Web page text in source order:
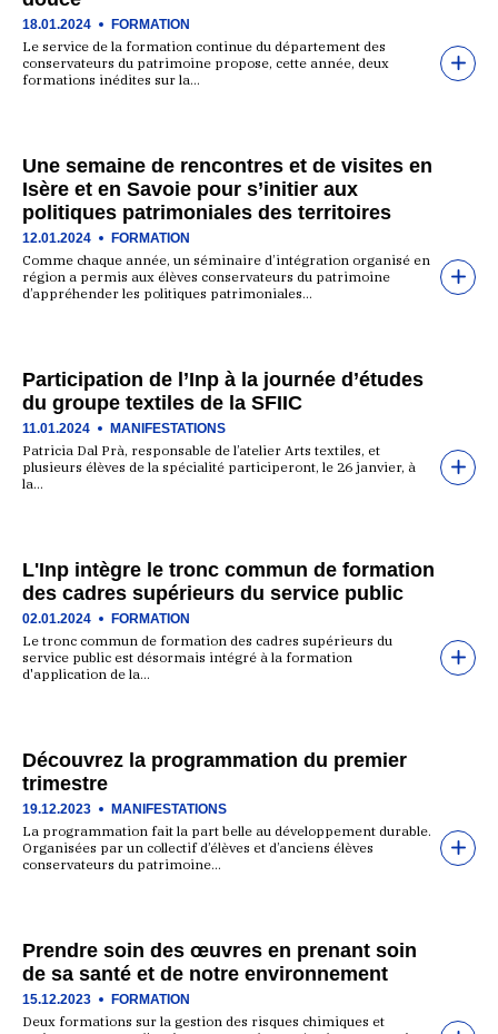
18.01.2024 FORMATION
Le service de la formation continue du département des
conservateurs du patrimoine propose, cette année, deux
formations inédites sur la…
Une semaine de rencontres et de visites en
Isère et en Savoie pour s’initier aux
politiques patrimoniales des territoires
12.01.2024 FORMATION
Comme chaque année, un séminaire d’intégration organisé en
région a permis aux élèves conservateurs du patrimoine
d’appréhender les politiques patrimoniales…
Participation de l’Inp à la journée d’études
du groupe textiles de la SFIIC
11.01.2024 MANIFESTATIONS
Patricia Dal Prà, responsable de l’atelier Arts textiles, et
plusieurs élèves de la spécialité participeront, le 26 janvier, à
la…
L'Inp intègre le tronc commun de formation
des cadres supérieurs du service public
02.01.2024 FORMATION
Le tronc commun de formation des cadres supérieurs du
service public est désormais intégré à la formation
d'application de la…
Découvrez la programmation du premier
trimestre
19.12.2023 MANIFESTATIONS
La programmation fait la part belle au développement durable.
Organisées par un collectif d’élèves et d’anciens élèves
conservateurs du patrimoine…
Prendre soin des œuvres en prenant soin
de sa santé et de notre environnement
15.12.2023 FORMATION
Deux formations sur la gestion des risques chimiques et